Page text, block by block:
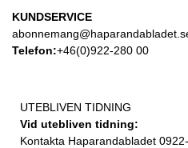
KUNDSERVICE
Telefon:+46(0)922-280 00
UTEBLIVEN TIDNING
Vid utebliven tidning:
Kontakta Haparandabladet